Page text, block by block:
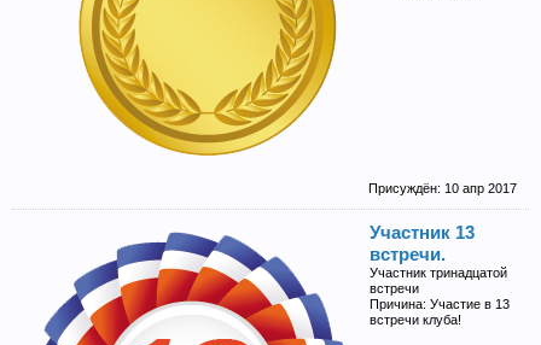
Присуждён: 10 апр 2017
Участник 13
встречи.
Участник тринадцатой
встречи
Причина: Участие в 13
встречи клуба!